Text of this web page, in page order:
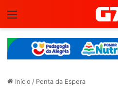
Início / Ponta da Espera